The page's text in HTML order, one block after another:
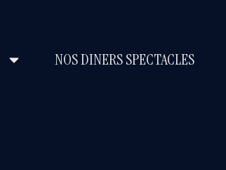
NOS DINERS SPECTACLES